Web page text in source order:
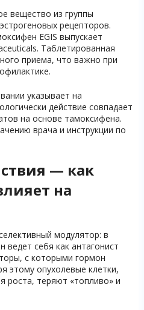
вещество из группы
рецепторов.
EGIS выпускает
Таблетированная
приема, что важно при
указывает на
действие совпадает
на основе тамоксифена.
врача и инструкции по
— как
на
модулятор: в
себя как антагонист
с которыми гормон
этому опухолевые клетки,
роста, теряют «топливо» и